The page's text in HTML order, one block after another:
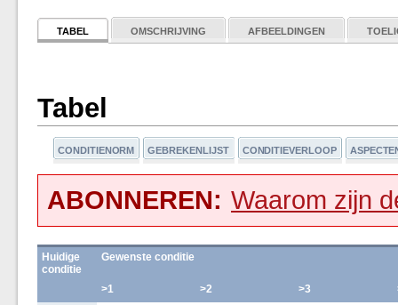
TABEL OMSCHRIJVING AFBEELDINGEN
Tabel
CONDITIENORM GEBREKENLIJST CONDITIEVERLOOP
ABONNEREN: Waarom zijn
Huidige
conditie
Gewenste conditie
>1 >2 >3